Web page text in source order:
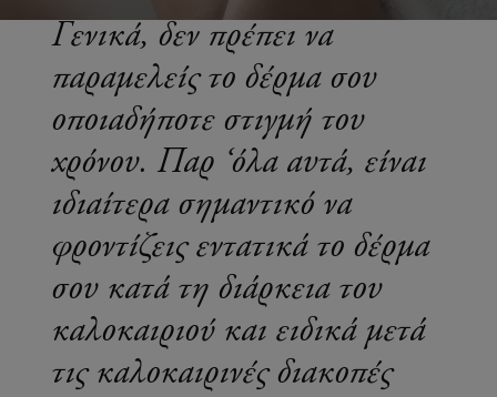
Γενικά, δεν πρέπει να
παραμελείς το δέρμα σου
οποιαδήποτε στιγμή του
χρόνου. Παρ ‘όλα αυτά, είναι
ιδιαίτερα σημαντικό να
φροντίζεις εντατικά το δέρμα
σου κατά τη διάρκεια του
καλοκαιριού και ειδικά μετά
τις καλοκαιρινές διακοπές